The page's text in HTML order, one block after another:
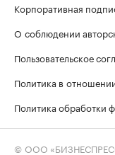
Корпоративная
О соблюдении
Пользовательское
Политика в
Политика обработки
© ООО